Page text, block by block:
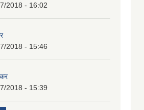
2018 - 16:02
2018 - 15:46
2018 - 15:39